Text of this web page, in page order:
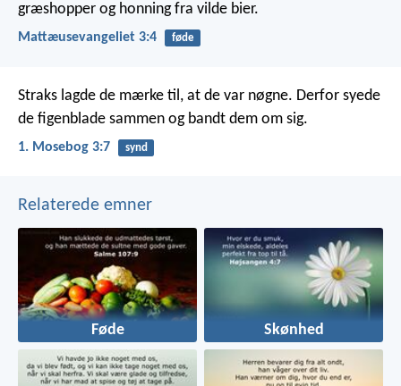
græshopper og honning fra vilde bier.
Mattæusevangeliet 3:4 føde
Straks lagde de mærke til, at de var nøgne. Derfor syede
de figenblade sammen og bandt dem om sig.
1. Mosebog 3:7 synd
Relaterede emner
Føde Skønhed